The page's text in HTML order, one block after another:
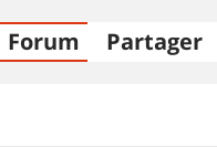
Forum Partager